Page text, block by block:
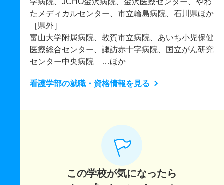
学病院、JCHO金沢病院、金沢医療センター、やわ
たメディカルセンター、市立輪島病院、石川県ほか
［県外］
富山大学附属病院、敦賀市立病院、あいち小児保健
医療総合センター、諏訪赤十字病院、国立がん研究
センター中央病院 …ほか
看護学部の就職・資格情報を見る
この学校が気になったら